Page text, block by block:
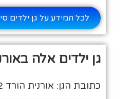
לכל המידע על גן ילדים
גן ילדים אלה
כתובת הגן: אורנית הורד 2